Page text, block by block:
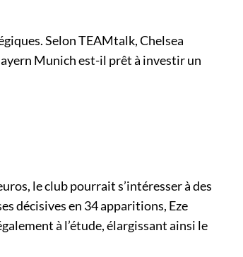
Selon TEAMtalk, Chelsea
Munich est-il prêt à investir un
le club pourrait s’intéresser à des
décisives en 34 apparitions, Eze
à l’étude, élargissant ainsi le